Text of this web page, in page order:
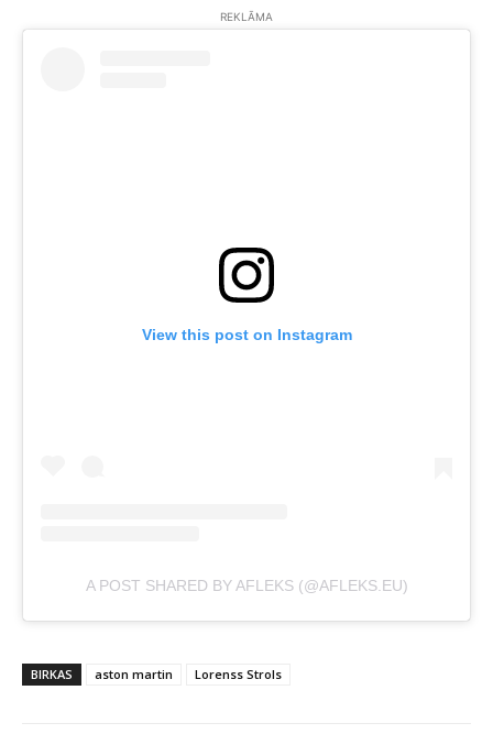
REKLĀMA
View this post on Instagram
A POST SHARED BY AFLEKS (@AFLEKS.EU)
BIRKAS aston martin Lorenss Strols